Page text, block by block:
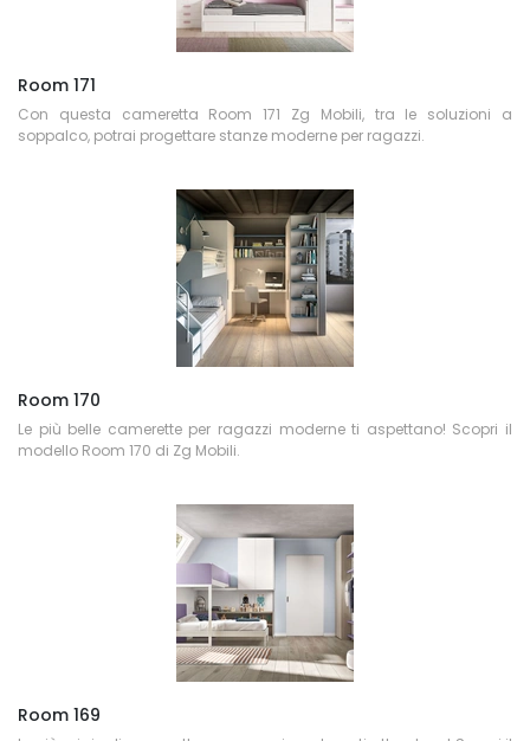
Room 171
Con questa cameretta Room 171 Zg Mobili, tra le soluzioni a
soppalco, potrai progettare stanze moderne per ragazzi.
Room 170
Le più belle camerette per ragazzi moderne ti aspettano! Scopri il
modello Room 170 di Zg Mobili.
Room 169